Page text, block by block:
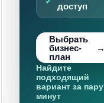
доступ
Выбрать
бизнес-
план
Найдите
подходящий
вариант за пару
минут